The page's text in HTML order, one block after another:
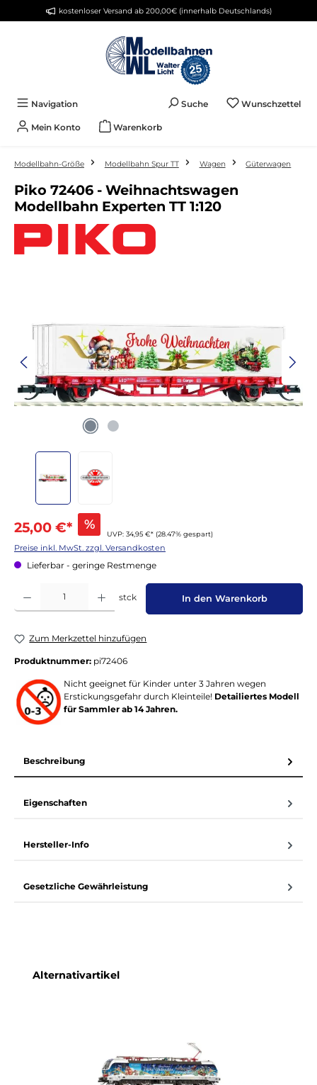
Zum Hauptinhalt springenkostenloser Versand ab 200,00€ (innerhalb Deutschlands)
Navigation Suche WunschzettelDu
Mein Konto Warenkorb
Modellbahn-Größe Modellbahn Spur TT Wagen Güterwagen
Piko 72406 - Weihnachtswagen
Modellbahn Experten TT 1:120
25,00 €* %
UVP: 34,95 €* (28.47% gespart)
Preise inkl. MwSt. zzgl. Versandkosten
Lieferbar - geringe Restmenge
Produkt Anzahl: Gib den gewünschten Wert ein oder benutze die Schaltflächen um
stck In den Warenkorb
Zum Merkzettel hinzufügen
Produktnummer: pi72406
Nicht geeignet für Kinder unter 3 Jahren wegen
Erstickungsgefahr durch Kleinteile! Detailiertes Modell
für Sammler ab 14 Jahren.
Beschreibung
Eigenschaften
Hersteller-Info
Gesetzliche Gewährleistung
Produktgalerie überspringen
Alternativartikel